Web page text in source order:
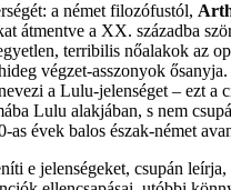
a német filozófustól,
átmentve a XX. századba
terribilis nőalakok az
végzet-asszonyok ősanyja.
a Lulu-jelenséget – ezt a
Lulu alakjában, s nem
évek balos észak-német
e jelenségeket, csupán